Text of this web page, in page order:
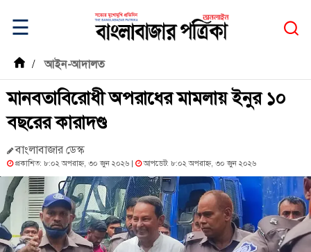
☰
/ আইন-আদালত
মানবতাবিরোধী অপরাধের মামলায় ইনুর ১০
বছরের কারাদণ্ড
বাংলাবাজার ডেস্ক
প্রকাশিত: ৮:০২ অপরাহ্ন, ৩০ জুন ২০২৬ | আপডেট: ৮:০২ অপরাহ্ন, ৩০ জুন ২০২৬